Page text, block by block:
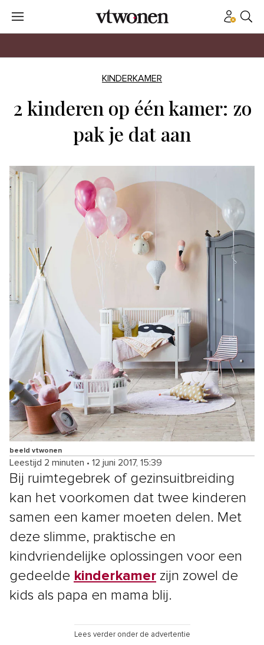
KINDERKAMER
2 kinderen op één kamer: zo
pak je dat aan
beeld vtwonen
Leestijd 2 minuten • 12 juni 2017, 15:39
Bij ruimtegebrek of gezinsuitbreiding
kan het voorkomen dat twee kinderen
samen een kamer moeten delen. Met
deze slimme, praktische en
kindvriendelijke oplossingen voor een
gedeelde kinderkamer zijn zowel de
kids als papa en mama blij.
Lees verder onder de advertentie